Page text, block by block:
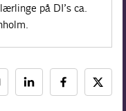
på DI’s ca.